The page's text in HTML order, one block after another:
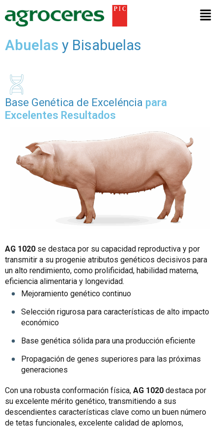
contenido
Abuelas y Bisabuelas
Base Genética de Exceléncia para
Excelentes Resultados
AG 1020 se destaca por su capacidad reproductiva y por
transmitir a su progenie atributos genéticos decisivos para
un alto rendimiento, como prolificidad, habilidad materna,
eficiencia alimentaria y longevidad.
Mejoramiento genético continuo
Selección rigurosa para características de alto impacto
económico
Base genética sólida para una producción eficiente
Propagación de genes superiores para las próximas
generaciones
Con una robusta conformación física, AG 1020 destaca por
su excelente mérito genético, transmitiendo a sus
descendientes características clave como un buen número
de tetas funcionales, excelente calidad de aplomos,